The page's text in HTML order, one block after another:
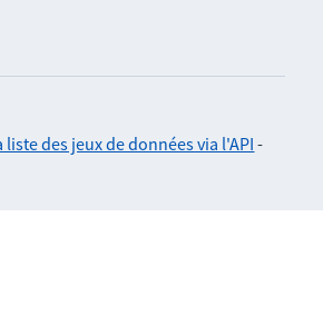
liste des jeux de données via l'API -